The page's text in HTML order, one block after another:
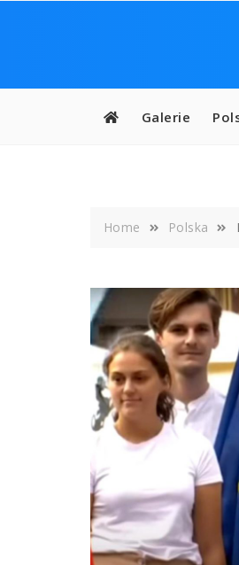
Galerie
Home Polska